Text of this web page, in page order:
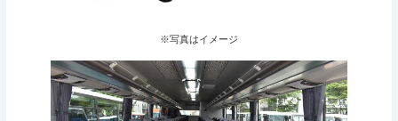
※写真はイメージ